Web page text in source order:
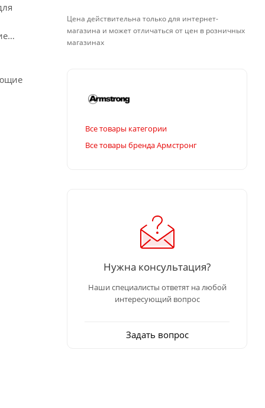
Цена действительна только для интернет-
магазина и может отличаться от цен в розничных
магазинах
Все товары категории
Все товары бренда Армстронг
Нужна консультация?
Наши специалисты ответят на любой
интересующий вопрос
Задать вопрос